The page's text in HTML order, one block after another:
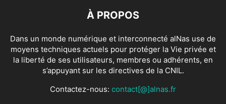
À PROPOS
Dans un monde numérique et interconnecté alNas use de
moyens techniques actuels pour protéger la Vie privée et
la liberté de ses utilisateurs, membres ou adhérents, en
s’appuyant sur les directives de la CNIL.
Contactez-nous: contact[@]alnas.fr